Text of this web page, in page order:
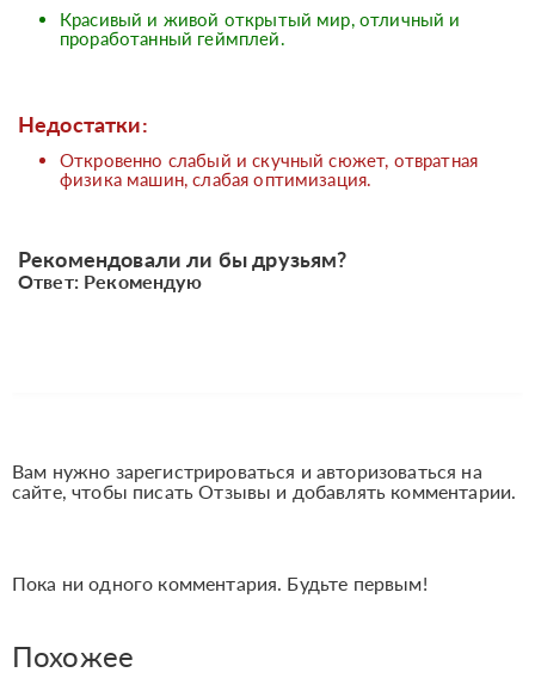
Красивый и живой открытый мир, отличный и
проработанный геймплей.
Недостатки:
Откровенно слабый и скучный сюжет, отвратная
физика машин, слабая оптимизация.
Рекомендовали ли бы друзьям?
Ответ: Рекомендую
Вам нужно зарегистрироваться и авторизоваться на
сайте, чтобы писать Отзывы и добавлять комментарии.
Пока ни одного комментария. Будьте первым!
Похожее